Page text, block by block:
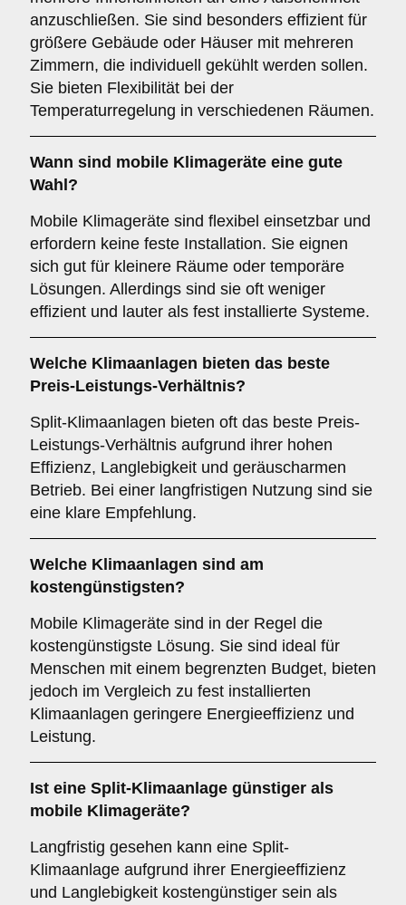
anzuschließen. Sie sind besonders effizient für
größere Gebäude oder Häuser mit mehreren
Zimmern, die individuell gekühlt werden sollen.
Sie bieten Flexibilität bei der
Temperaturregelung in verschiedenen Räumen.
Wann sind mobile Klimageräte eine gute
Wahl?
Mobile Klimageräte sind flexibel einsetzbar und
erfordern keine feste Installation. Sie eignen
sich gut für kleinere Räume oder temporäre
Lösungen. Allerdings sind sie oft weniger
effizient und lauter als fest installierte Systeme.
Welche Klimaanlagen bieten das beste
Preis-Leistungs-Verhältnis?
Split-Klimaanlagen bieten oft das beste Preis-
Leistungs-Verhältnis aufgrund ihrer hohen
Effizienz, Langlebigkeit und geräuscharmen
Betrieb. Bei einer langfristigen Nutzung sind sie
eine klare Empfehlung.
Welche Klimaanlagen sind am
kostengünstigsten?
Mobile Klimageräte sind in der Regel die
kostengünstigste Lösung. Sie sind ideal für
Menschen mit einem begrenzten Budget, bieten
jedoch im Vergleich zu fest installierten
Klimaanlagen geringere Energieeffizienz und
Leistung.
Ist eine Split-Klimaanlage günstiger als
mobile Klimageräte?
Langfristig gesehen kann eine Split-
Klimaanlage aufgrund ihrer Energieeffizienz
und Langlebigkeit kostengünstiger sein als